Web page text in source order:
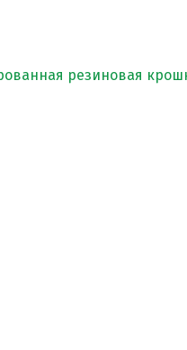
резиновая